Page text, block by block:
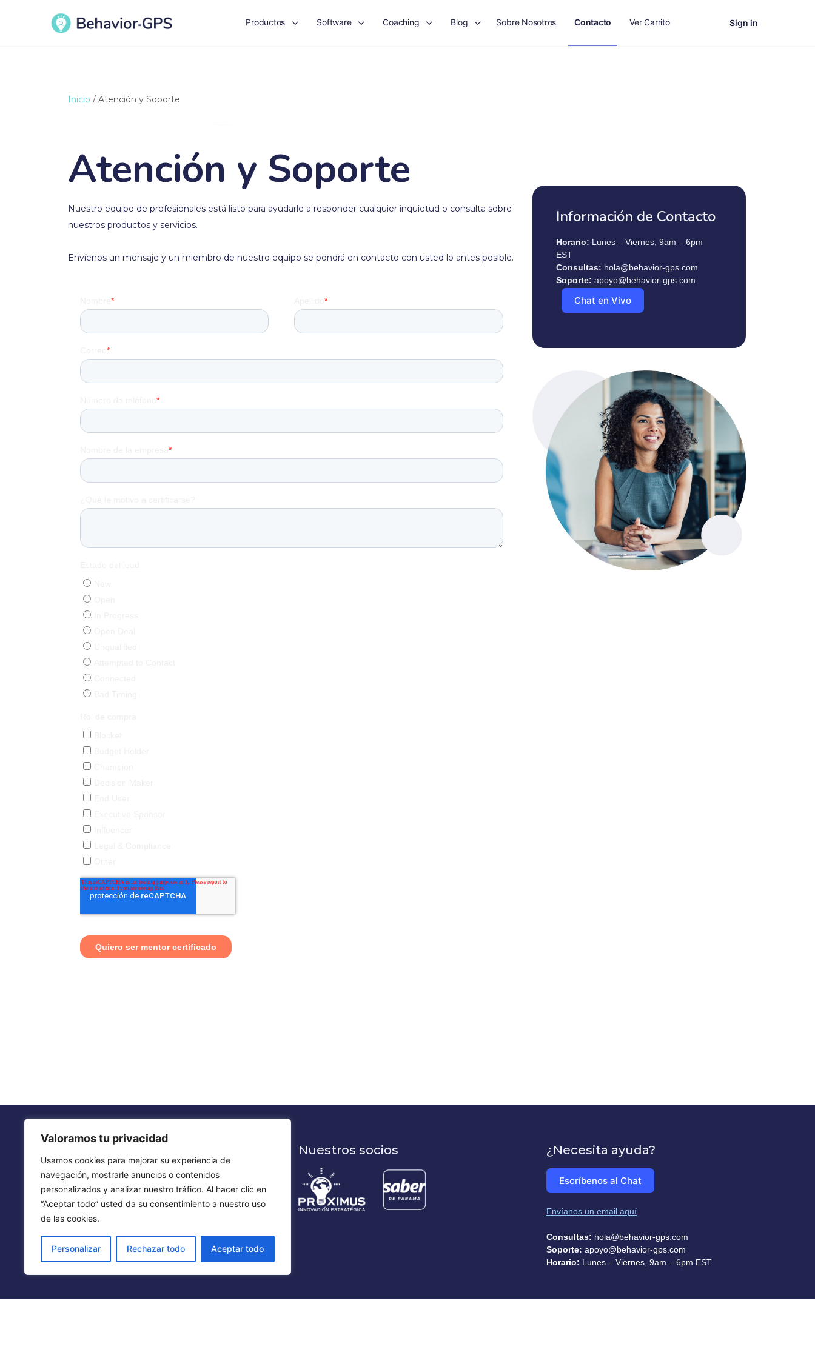
Valoramos tu privacidad
Usamos cookies para mejorar su experiencia de
navegación, mostrarle anuncios o contenidos
personalizados y analizar nuestro tráfico. Al hacer clic en
“Aceptar todo” usted da su consentimiento a nuestro uso
de las cookies.
Personalizar Rechazar todo Aceptar todo
Productos Software Coaching Blog Sobre Nosotros Contacto Ver Carrito Sign in
Inicio / Atención y Soporte
Atención y Soporte
Nuestro equipo de profesionales está listo para ayudarle a responder cualquier inquietud o consulta sobre
nuestros productos y servicios.
Envíenos un mensaje y un miembro de nuestro equipo se pondrá en contacto con usted lo antes posible.
Información de Contacto
Horario: Lunes – Viernes, 9am – 6pm
EST
Consultas: hola@behavior-gps.com
Soporte: apoyo@behavior-gps.com
Chat en Vivo
Nuestros socios ¿Necesita ayuda?
Escríbenos al Chat
Envíanos un email aquí
Consultas: hola@behavior-gps.com
Soporte: apoyo@behavior-gps.com
Horario: Lunes – Viernes, 9am – 6pm EST